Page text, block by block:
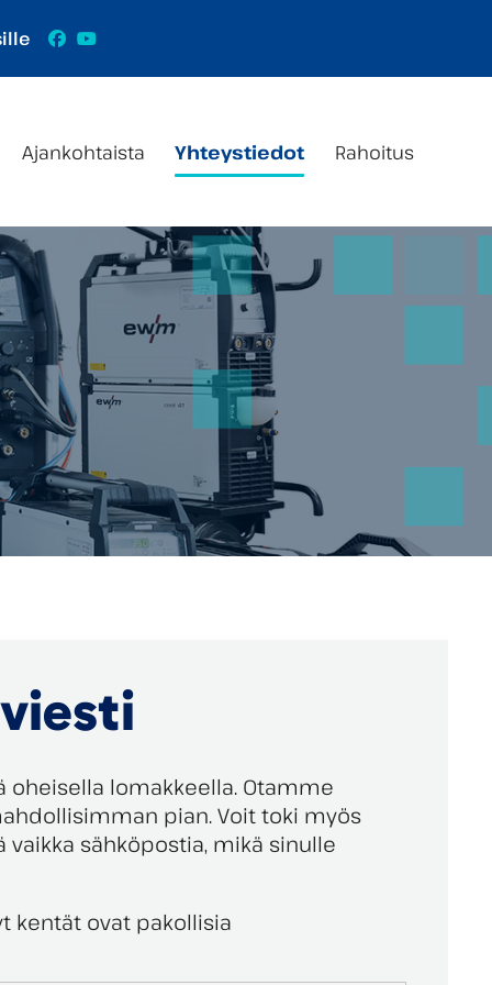
Facebook
YouTube
Ajankohtaista Yhteystiedot Rahoitus
oheisella lomakkeella. Otamme
pian. Voit toki myös
vaikka sähköpostia, mikä sinulle
kentät ovat pakollisia